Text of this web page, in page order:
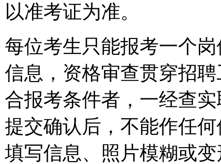
以准考证为准。
每位考生只能报考一个
信息，资格审查贯穿招
合报考条件者，一经查
提交确认后，不能作任
填写信息、照片模糊或